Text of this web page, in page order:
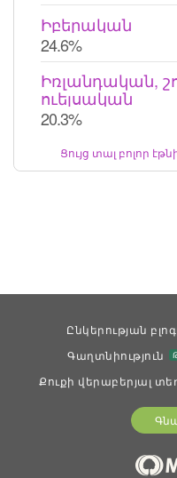
Իբերական
24.6%
Իռլանդական,
ուելսական
20.3%
Ցույց տալ բոլոր
Ընկերության
Գաղտնիություն
Քուքի վերաբերյալ